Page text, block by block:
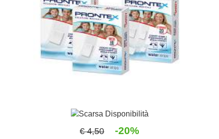
Scarsa Disponibilità
€ 4,50 -20%